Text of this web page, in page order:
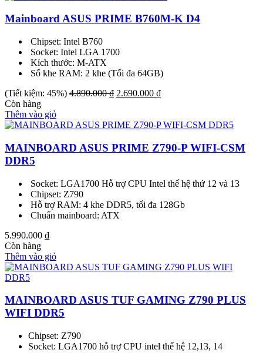
Mainboard ASUS PRIME B760M-K D4
Chipset: Intel B760
Socket: Intel LGA 1700
Kích thước: M-ATX
Số khe RAM: 2 khe (Tối đa 64GB)
(Tiết kiệm: 45%) 4.890.000₫ Giá
4.890.000 ₫.
2.690.000 ₫Giá
là:
Còn hàng
Thêm vào giỏ
MAINBOARD ASUS PRIME Z790-P WIFI-CSM
DDR5
Socket: LGA1700 Hỗ trợ CPU Intel thế hệ thứ 12 và 13
Chipset: Z790
Hỗ trợ RAM: 4 khe DDR5, tối đa 128Gb
Chuẩn mainboard: ATX
5.990.000 ₫
Còn hàng
Thêm vào giỏ
MAINBOARD ASUS TUF GAMING Z790 PLUS
WIFI DDR5
Chipset: Z790
Socket: LGA1700 hỗ trợ CPU intel thế hệ 12,13, 14